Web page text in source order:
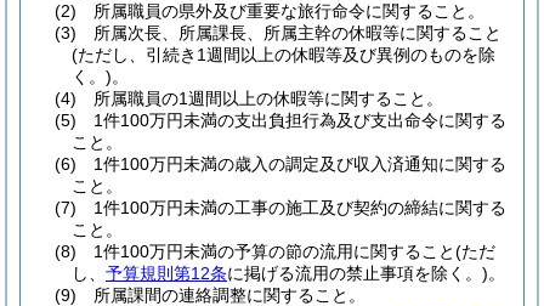
(2)
所属職員の県外及び重要な旅行命令に関すること。
(3)
所属次長、所属課長、所属主幹の休暇等に関すること
(ただし、引続き1週間以上の休暇等及び異例のものを除
く。)。
(4)
所属職員の1週間以上の休暇等に関すること。
(5)
1件100万円未満の支出負担行為及び支出命令に関する
こと。
(6)
1件100万円未満の歳入の調定及び収入済通知に関する
こと。
(7)
1件100万円未満の工事の施工及び契約の締結に関する
こと。
(8)
1件100万円未満の予算の節の流用に関すること(ただ
し、 予算規則第12条に掲げる流用の禁止事項を除く。)。
(9)
所属課間の連絡調整に関すること。